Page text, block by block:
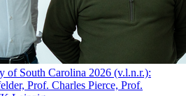
of South Carolina 2026 (v.l.n.r.):
Prof. Charles Pierce, Prof.